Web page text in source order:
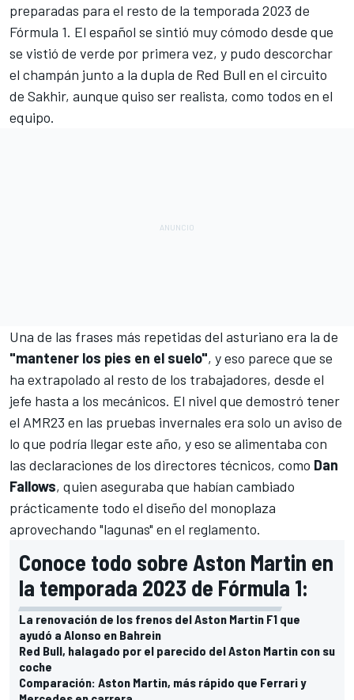
preparadas para el resto de la temporada 2023 de
Fórmula 1. El español se sintió muy cómodo desde que
se vistió de verde por primera vez, y pudo descorchar
el champán junto a la dupla de Red Bull en el circuito
de Sakhir, aunque quiso ser realista, como todos en el
equipo.
Una de las frases más repetidas del asturiano era la de
"mantener los pies en el suelo", y eso parece que se
ha extrapolado al resto de los trabajadores, desde el
jefe hasta a los mecánicos. El nivel que demostró tener
el AMR23 en las pruebas invernales era solo un aviso de
lo que podría llegar este año, y eso se alimentaba con
las declaraciones de los directores técnicos, como Dan
Fallows, quien aseguraba que habían cambiado
prácticamente todo el diseño del monoplaza
aprovechando "lagunas" en el reglamento.
Conoce todo sobre Aston Martin en
la temporada 2023 de Fórmula 1:
La renovación de los frenos del Aston Martin F1 que
ayudó a Alonso en Bahrein
Red Bull, halagado por el parecido del Aston Martin con su
coche
Comparación: Aston Martin, más rápido que Ferrari y